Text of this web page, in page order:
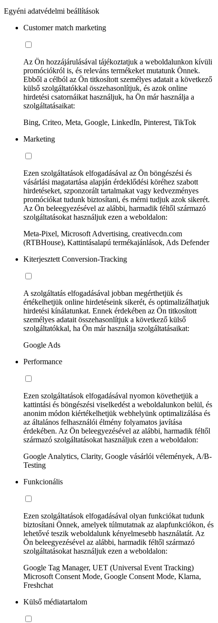
Egyéni adatvédelmi beállítások
Customer match marketing
Az Ön hozzájárulásával tájékoztatjuk a weboldalunkon kívüli
promóciókról is, és releváns termékeket mutatunk Önnek.
Ebből a célból az Ön titkosított személyes adatait a következő
külső szolgáltatókkal összehasonlítjuk, és azok online
hirdetési csatornáikat használjuk, ha Ön már használja a
szolgáltatásaikat:
Bing, Criteo, Meta, Google, LinkedIn, Pinterest, TikTok
Marketing
Ezen szolgáltatások elfogadásával az Ön böngészési és
vásárlási magatartása alapján érdeklődési köréhez szabott
hirdetéseket, szponzorált tartalmakat vagy kedvezményes
promóciókat tudunk biztosítani, és mérni tudjuk azok sikerét.
Az Ön beleegyezésével az alábbi, harmadik féltől származó
szolgáltatásokat használjuk ezen a weboldalon:
Meta-Pixel, Microsoft Advertising, creativecdn.com
(RTBHouse), Kattintásalapú termékajánlások, Ads Defender
Kiterjesztett Conversion-Tracking
A szolgáltatás elfogadásával jobban megérthetjük és
értékelhetjük online hirdetéseink sikerét, és optimalizálhatjuk
hirdetési kínálatunkat. Ennek érdekében az Ön titkosított
személyes adatait összehasonlítjuk a következő külső
szolgáltatókkal, ha Ön már használja szolgáltatásaikat:
Google Ads
Performance
Ezen szolgáltatások elfogadásával nyomon követhetjük a
kattintási és böngészési viselkedést a weboldalunkon belül, és
anonim módon kiértékelhetjük webhelyünk optimalizálása és
az általános felhasználói élmény folyamatos javítása
érdekében. Az Ön beleegyezésével az alábbi, harmadik féltől
származó szolgáltatásokat használjuk ezen a weboldalon:
Google Analytics, Clarity, Google vásárlói vélemények, A/B-
Testing
Funkcionális
Ezen szolgáltatások elfogadásával olyan funkciókat tudunk
biztosítani Önnek, amelyek túlmutatnak az alapfunkciókon, és
lehetővé teszik weboldalunk kényelmesebb használatát. Az
Ön beleegyezésével az alábbi, harmadik féltől származó
szolgáltatásokat használjuk ezen a weboldalon:
Google Tag Manager, UET (Universal Event Tracking)
Microsoft Consent Mode, Google Consent Mode, Klarna,
Freshchat
Külső médiatartalom